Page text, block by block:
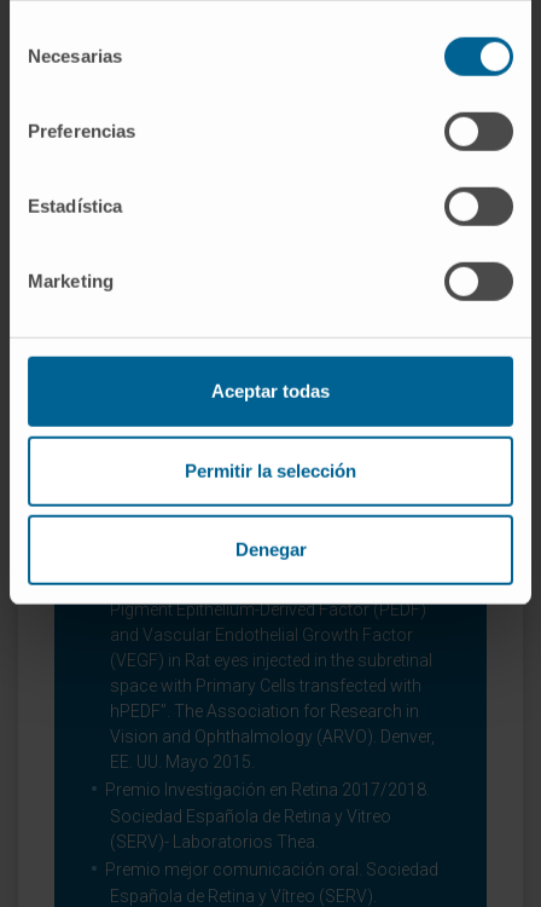
Necesarias
Preferencias
Estadística
Marketing
Aceptar todas
Permitir la selección
Denegar
M, Urcola JA, Vecino E. Retinal Ganglion Cell
combined treatments”.
factor in rat primary cells. Niza, Francia,
transfected with SB100X transposon-
mediated Pigment Epithelium-Derived Factor
subretinal injection”. The association for
Research in Vision and Ophthalmology
Mención “Hot Topic” a la presentacion “RT-
qPCR quantification of mRNAs specific of
Pigment Epithelium-Derived Factor (PEDF)
and Vascular Endothelial Growth Factor
(VEGF) in Rat eyes injected in the subretinal
space with Primary Cells transfected with
hPEDF”. The Association for Research in
Vision and Ophthalmology (ARVO). Denver,
EE. UU. Mayo 2015.
Premio Investigación en Retina 2017/2018.
Sociedad Española de Retina y Vitreo
(SERV)- Laboratorios Thea.
Premio mejor comunicación oral. Sociedad
Española de Retina y Vítreo (SERV).